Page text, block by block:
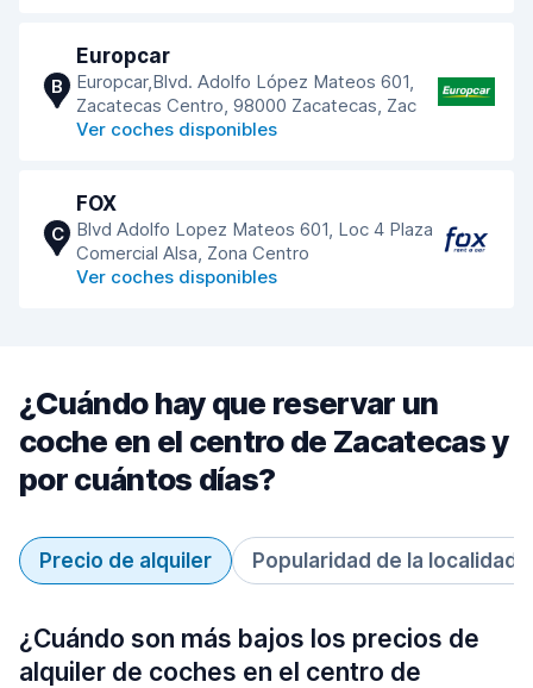
B
Europcar
Europcar,Blvd. Adolfo López Mateos 601,
Zacatecas Centro, 98000 Zacatecas, Zac
Ver coches disponibles
C
FOX
Blvd Adolfo Lopez Mateos 601, Loc 4 Plaza
Comercial Alsa, Zona Centro
Ver coches disponibles
¿Cuándo hay que reservar un
coche en el centro de Zacatecas y
por cuántos días?
Precio de alquiler Popularidad de la localidad
¿Cuándo son más bajos los precios de
alquiler de coches en el centro de